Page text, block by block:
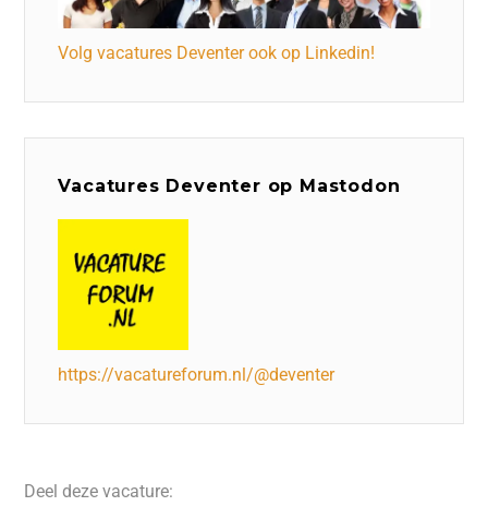
Volg vacatures Deventer ook op Linkedin!
Vacatures Deventer op Mastodon
https://vacatureforum.nl/@deventer
Deel deze vacature: